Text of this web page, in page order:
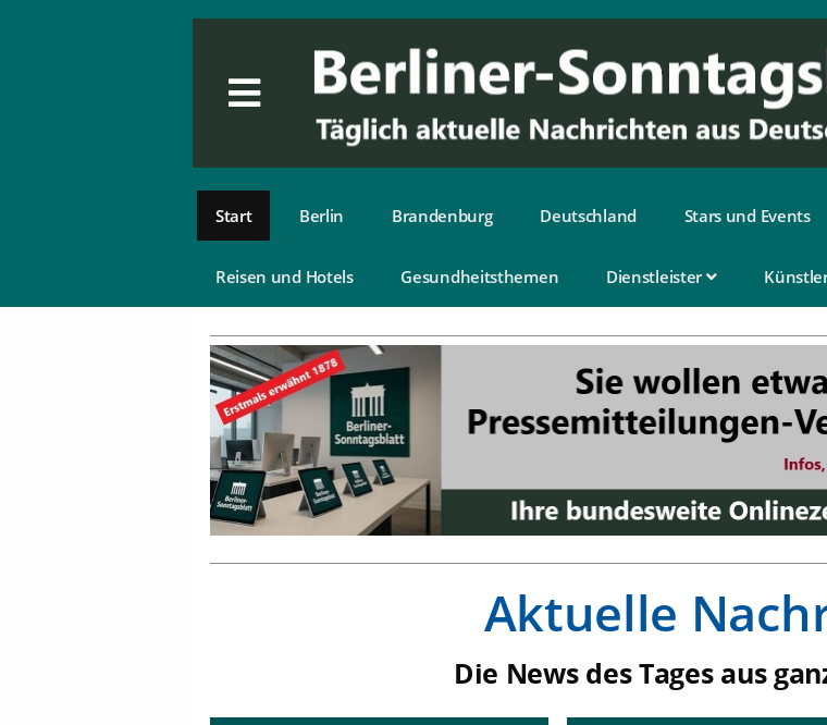
Start Berlin Brandenburg Deutschland Stars und Events
Reisen und Hotels Gesundheitsthemen Dienstleister
Aktuelle
Die News des Tages aus